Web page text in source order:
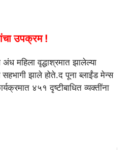
उपक्रम !
महिला वृद्धाश्रमात झालेल्या
झाले होते.द पूना ब्लाईंड मेन्स
४५१ दृष्टीबाधित व्यक्तींना